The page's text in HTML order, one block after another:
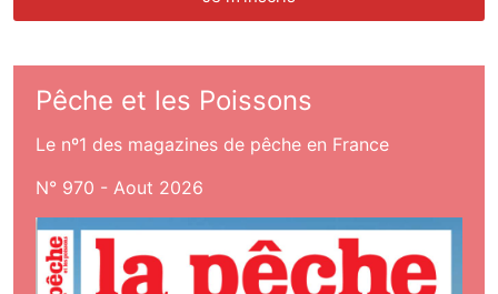
Pêche et les Poissons
Le nº1 des magazines de pêche en France
N° 970 - Aout 2026